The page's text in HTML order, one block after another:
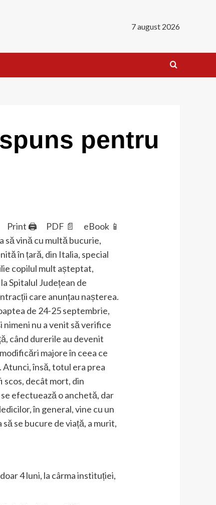
7 august 2026
pentru
Print 🖨 PDF 📄
eBook 📱
să vină cu multă bucurie,
în țară, din Italia, special
copilul mult așteptat,
Spitalul Județean de
care anunțau nașterea.
de 24-25 septembrie,
nimeni nu a venit să verifice
când durerile au devenit
majore în ceea ce
însă, totul era prea
scos, decât mort, din
efectuează o anchetă, dar
în general, vine cu un
se bucure de viață, a murit,
4 luni, la cârma instituției,